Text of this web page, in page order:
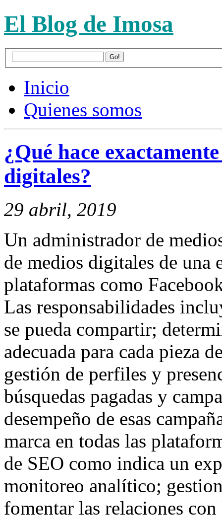
El Blog de Imosa
Inicio
Quienes somos
¿Qué hace
digitales?
29 abril, 2019
Un administrador de
de medios digitales de una
plataformas como
Las responsabilidades
se pueda compartir;
adecuada para cada pieza
gestión de perfiles y
búsquedas pagadas y
desempeño de esas
marca en todas las
de SEO como indica un
monitoreo analítico;
fomentar las relaciones